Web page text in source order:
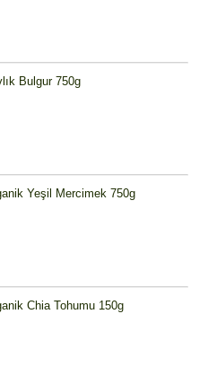
Bulgur 750g
Yeşil Mercimek 750g
Chia Tohumu 150g